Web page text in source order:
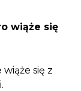
wiąże się
się z